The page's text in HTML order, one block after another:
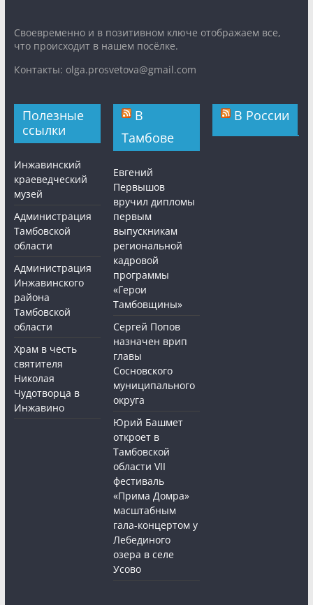
Cвоевременно и в позитивном ключе отображаем все,
что происходит в нашем посёлке.
Контакты: olga.prosvetova@gmail.com
Полезные
ссылки
Инжавинский
краеведческий
музей
Администрация
Тамбовской
области
Администрация
Инжавинского
района
Тамбовской
области
Храм в честь
святителя
Николая
Чудотворца в
Инжавино
В
Тамбове
Евгений
Первышов
вручил дипломы
первым
выпускникам
региональной
кадровой
программы
«Герои
Тамбовщины»
Сергей Попов
назначен врип
главы
Сосновского
муниципального
округа
Юрий Башмет
откроет в
Тамбовской
области VII
фестиваль
«Прима Домра»
масштабным
гала-концертом у
Лебединого
озера в селе
Усово
В России